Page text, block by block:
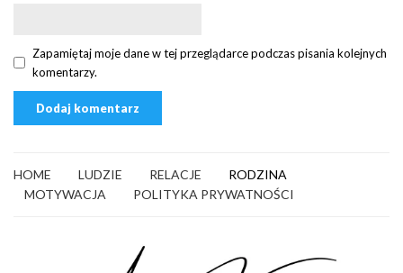
Zapamiętaj moje dane w tej przeglądarce podczas pisania kolejnych
komentarzy.
HOME LUDZIE RELACJE
RODZINA
MOTYWACJA
POLITYKA PRYWATNOŚCI